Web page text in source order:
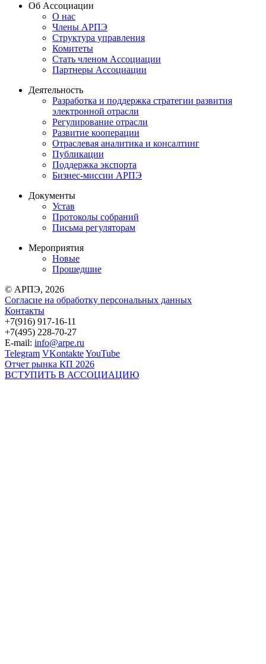
Об Ассоциации
О нас
Члены АРПЭ
Структура управления
Комитеты
Стать членом Ассоциации
Партнеры Ассоциации
Деятельность
Разработка и поддержка стратегии развития
электронной отрасли
Регулирование отрасли
Развитие кооперации
Отраслевая аналитика и консалтинг
Публикации
Поддержка экспорта
Бизнес-миссии АРПЭ
Документы
Устав
Протоколы собраний
Письма регуляторам
Мероприятия
Новые
Прошедшие
© АРПЭ, 2026
Согласие на обработку персональных данных
Контакты
+7(916) 917-16-11
+7(495) 228-70-27
E-mail: info@arpe.ru
Telegram VKontakteYouTube
Отчет рынка КП 2026
ВСТУПИТЬ В АССОЦИАЦИЮ